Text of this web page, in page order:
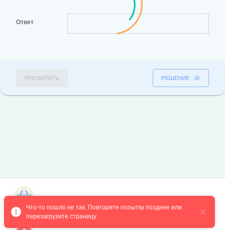
Ответ
ПРОВЕРИТЬ РЕШЕНИЕ
Что-то пошло не так. Повторите попытку позднее или
перезагрузите страницу